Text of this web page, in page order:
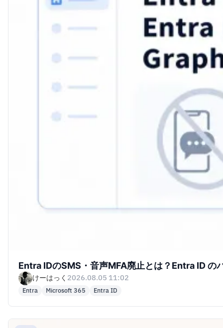
Entra IDのSMS・音声MFA廃止とは？Entra ID の
けーはっく 2026.08.05 11:02
Entra Microsoft 365 Entra ID